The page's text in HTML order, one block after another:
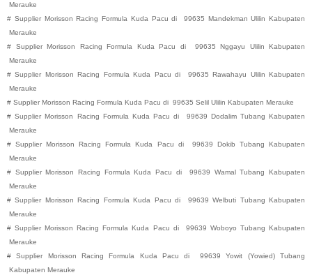
Merauke
# Supplier Morisson Racing Formula Kuda Pacu di 99635 Mandekman Ulilin Kabupaten
Merauke
#
Supplier Morisson Racing Formula Kuda Pacu di 99635 Nggayu Ulilin
Kabupaten
Merauke
# Supplier Morisson Racing Formula Kuda Pacu di 99635 Rawahayu Ulilin Kabupaten
Merauke
# Supplier Morisson Racing Formula Kuda Pacu di 99635 Selil Ulilin Kabupaten Merauke
# Supplier Morisson Racing Formula Kuda Pacu di 99639 Dodalim Tubang Kabupaten
Merauke
# Supplier Morisson Racing Formula Kuda Pacu di 99639 Dokib Tubang
Kabupaten
Merauke
# Supplier Morisson Racing Formula Kuda Pacu di 99639 Wamal Tubang
Kabupaten
Merauke
# Supplier Morisson Racing Formula Kuda Pacu di 99639 Welbuti Tubang Kabupaten
Merauke
# Supplier Morisson Racing Formula Kuda Pacu di 99639 Woboyo Tubang Kabupaten
Merauke
#
Supplier Morisson Racing Formula Kuda Pacu di 99639 Yowit (Yowied)
Tubang
Kabupaten Merauke